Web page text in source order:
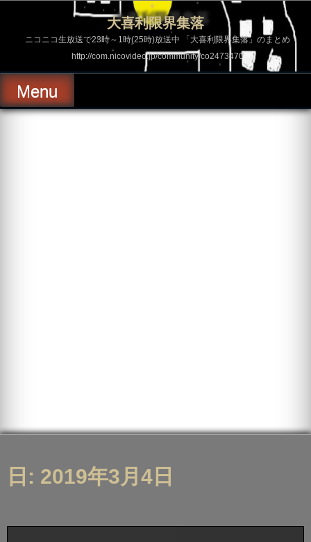
ス
ッ
プ
大喜利限界集落
ニコニコ生放送で23時～1時(25時)放送中 「大喜利限界集落」のまとめ
http://com.nicovideo.jp/community/co2473470
Menu
日: 2019年3月4日